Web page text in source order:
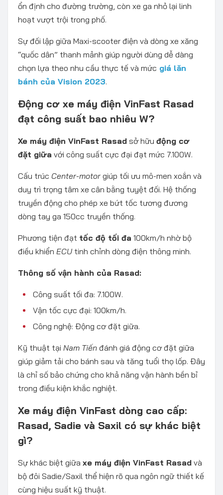
ổn định cho đường trường, còn xe ga nhỏ lại linh
hoạt vượt trội trong phố.
Sự đối lập giữa Maxi-scooter điện và dòng xe xăng
“quốc dân” thanh mảnh giúp người dùng dễ dàng
chọn lựa theo nhu cầu thực tế và mức giá lăn
bánh của Vision 2023.
Động cơ xe máy điện VinFast Rasad
đạt công suất bao nhiêu W?
Xe máy điện VinFast Rasad sở hữu động cơ
đặt giữa với công suất cực đại đạt mức 7.100W.
Cấu trúc Center-motor giúp tối ưu mô-men xoắn và
duy trì trọng tâm xe cân bằng tuyệt đối. Hệ thống
truyền động cho phép xe bứt tốc tương đương
dòng tay ga 150cc truyền thống.
Phương tiện đạt tốc độ tối đa 100km/h nhờ bộ
điều khiển ECU tinh chỉnh dòng điện thông minh.
Thông số vận hành của Rasad:
Công suất tối đa: 7.100W.
Vận tốc cực đại: 100km/h.
Công nghệ: Động cơ đặt giữa.
Kỹ thuật tại Nam Tiến đánh giá động cơ đặt giữa
giúp giảm tải cho bánh sau và tăng tuổi thọ lốp. Đây
là chỉ số bảo chứng cho khả năng vận hành bền bỉ
trong điều kiện khắc nghiệt.
Xe máy điện VinFast dòng cao cấp:
Rasad, Sadie và Saxil có sự khác biệt
gì?
Sự khác biệt giữa xe máy điện VinFast Rasad và
bộ đôi Sadie/Saxil thể hiện rõ qua ngôn ngữ thiết kế
cùng hiệu suất kỹ thuật.